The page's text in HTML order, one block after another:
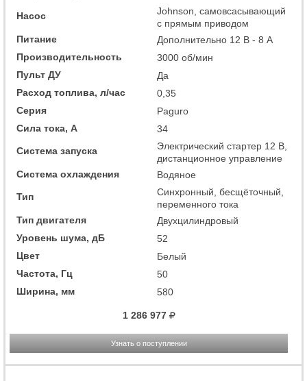
Насос
Johnson, самовсасывающий
с прямым приводом
Питание
Дополнительно 12 В - 8 А
Производительность
3000 об/мин
Пульт ДУ
Да
Расход топлива, л/час
0,35
Серия
Paguro
Сила тока, А
34
Система запуска
Электрический стартер 12 В,
дистанционное управление
Система охлаждения
Водяное
Тип
Cинхронный, бесщёточный,
переменного тока
Тип двигателя
Двухцилиндровый
Уровень шума, дБ
52
Цвет
Белый
Частота, Гц
50
Ширина, мм
580
1 286 977
Узнать о поступлении